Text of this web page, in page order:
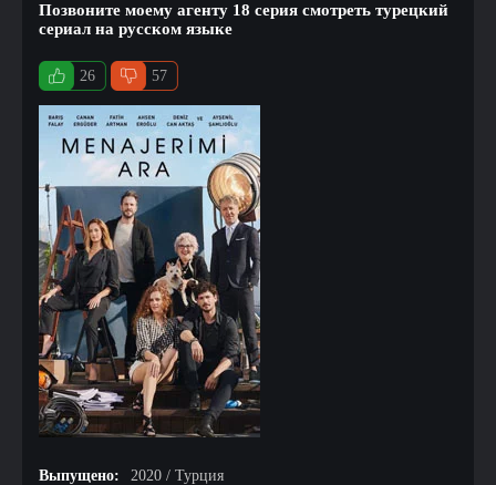
Позвоните моему агенту 18 серия смотреть турецкий
сериал на русском языке
26 57
Выпущено:
2020 / Турция